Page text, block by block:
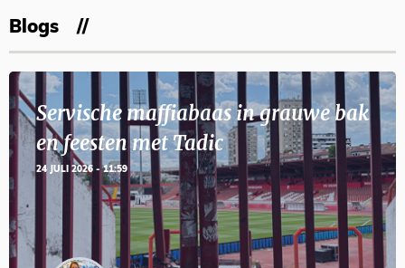
Blogs
Servische maffiabaas in grauwe bak
en feesten met Tadic
24 JULI 2026 - 11:59